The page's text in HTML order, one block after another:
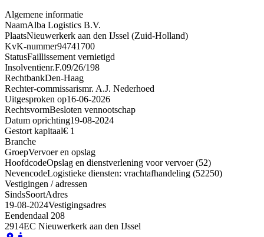
Algemene informatie
NaamAlba Logistics B.V.
PlaatsNieuwerkerk aan den IJssel (Zuid-Holland)
KvK-nummer94741700
StatusFaillissement vernietigd
Insolventienr.F.09/26/198
RechtbankDen-Haag
Rechter-commissarismr. A.J. Nederhoed
Uitgesproken op16-06-2026
RechtsvormBesloten vennootschap
Datum oprichting19-08-2024
Gestort kapitaal€ 1
Branche
GroepVervoer en opslag
HoofdcodeOpslag en dienstverlening voor vervoer (52)
NevencodeLogistieke diensten: vrachtafhandeling (52250)
Vestigingen / adressen
SindsSoortAdres
19-08-2024Vestigingsadres
Eendendaal 208
2914EC Nieuwerkerk aan den IJssel